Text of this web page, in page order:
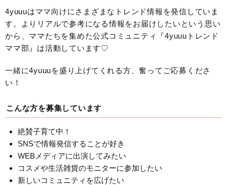
4yuuuはママ向けにさまざまなトレンド情報を発信していま
す。よりリアルで参考になる情報をお届けしたいという思い
から、ママたちを集めた公式コミュニティ『4yuuuトレンド
ママ部』は活動しています♡
一緒に4yuuuを盛り上げてくれる方、奮ってご応募くださ
い！
こんな方を募集しています
絶賛子育て中！
SNSで情報発信することが好き
WEBメディアに出演してみたい
コスメや生活雑貨のモニターに参加したい
新しいコミュニティを広げたい